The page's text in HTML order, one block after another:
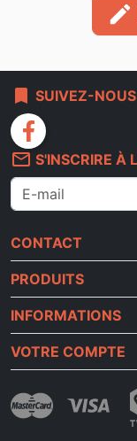
edit
bookmark SUIVEZ-NOUS
facebook
mail_outline S'INSCRIRE À
CONTACT
PRODUITS
INFORMATIONS
VOTRE COMPTE